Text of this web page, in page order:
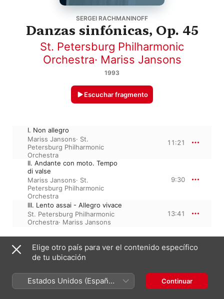
SERGEI RACHMANINOFF
Danzas sinfónicas, Op. 45
St. Petersburg Philharmonic
Orchestra· Mariss Jansons
1993
Escuchar fragmento
I. Non allegro
Mariss Jansons· St.
Petersburg Philharmonic
Orchestra
11:21
II. Andante con moto. Tempo
di valse
Mariss Jansons· St.
Petersburg Philharmonic
Orchestra
9:30
III. Lento assai - Allegro vivace
St. Petersburg Philharmonic
Orchestra· Mariss Jansons
13:41
1 de enero de 1993
3 piezas, 34 minutos
Limited
Elige otro país para ver el contenido específico
de tu ubicación
Estados Unidos (Español
México)
Continuar